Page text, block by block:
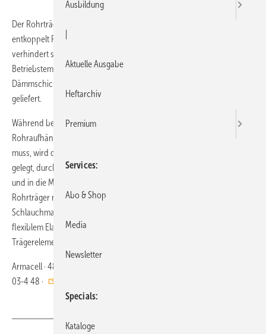
Der Rohrträger Armafix X für Sanitär- und Heizungsanwendungen
entkoppelt Rohrleitung und Befestigung thermisch voneinander und
verhindert so das Entstehen von Wärmebrücken. Armafix X ist für
Betriebstemperaturen von 0 bis +110 °C geeignet und wird in den
Dämmschichtdicken 13, 19 und 25 mm für Rohre von 10 bis 89 mm
geliefert.
Während bei der Verarbeitung von Standard-Schellen an den
Rohraufhängungen aufgedoppelt und mit Armaflex überbaut werden
muss, wird der einteilige Armafix-X-Rohrträger um die Rohrleitung
gelegt, durch festes Andrücken der Selbstklebebestreifen geschlossen
und in die Metallschelle geschoben. Anschließend muss der
Rohrträger nur noch an den Stirnseiten mit dem elastomeren
Schlauchmaterial verklebt werden. Der Rohrträger besteht aus
flexiblem Elastomerschaum, in das starre Segmente als
Trägerelemente eingebettet sind.
Armacell · 48153 Münster · Telefon (02 51) 76 03-0 · Telefax (02 51) 76
03-4 48 ·
Ausbildung
Aktuelle Ausgabe
Heftarchiv
Premium
Services
Abo & Shop
Media
Newsletter
Specials
Kataloge